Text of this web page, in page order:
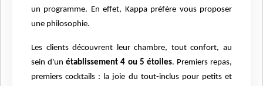
un programme. En effet, Kappa préfère vous proposer
une philosophie.
Les clients découvrent leur chambre, tout confort, au
sein d'unétablissement 4 ou 5 étoiles. Premiers repas,
premiers cocktails : la joie du tout-inclus pour petits et